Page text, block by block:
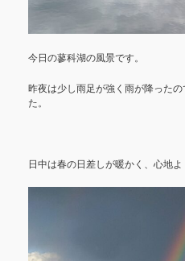
今日の蓼科湖の風景です。
昨夜は少し雨足が強く雨が降った
た。
日中は春の日差しが暖かく、心地よ